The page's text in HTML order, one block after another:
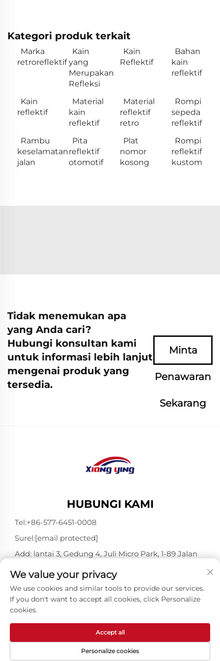
Kategori produk terkait
Marka
retroreflektif
Kain
yang
Merupakan
Refleksi
Kain
Reflektif
Bahan
kain
reflektif
Kain
reflektif
Material
kain
reflektif
Material
reflektif
retro
Rompi
sepeda
reflektif
Rambu
keselamatan
jalan
Pita
reflektif
otomotif
Plat
nomor
kosong
Rompi
reflektif
kustom
Tidak menemukan apa
yang Anda cari?
Hubungi konsultan kami
untuk informasi lebih lanjut
mengenai produk yang
tersedia.
Minta
Penawaran
Sekarang
HUBUNGI KAMI
Tel:+86-577-6451-0008
Surel:[email protected]
Add: lantai 3, Gedung 4, Juli Micro Park, 1-89 Jalan
325802
Hak Cipta © Wenzhou Xiangying Reflective Materials
Undang-undang -Kebijakan Privasi
We value your privacy
We use cookies and similar tools to provide our services.
If you don't want to accept all cookies, click Personalize
cookies.
Personalize cookies
Accept all